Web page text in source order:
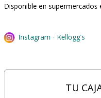
Disponible en supermercados
Instagram - Kellogg's
TU